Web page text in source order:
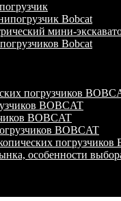
Bobcat
мини-
Bobcat
погрузчиков
BOBCAT
BOBCAT
BOBCAT
погрузчиков
особенности